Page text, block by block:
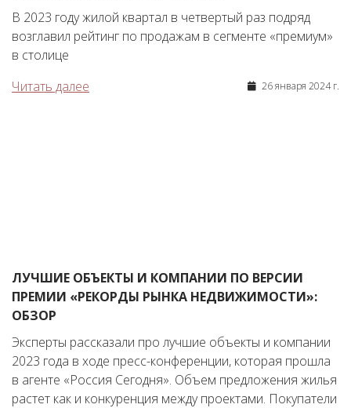
В 2023 году жилой квартал в четвертый раз подряд
возглавил рейтинг по продажам в сегменте «премиум»
в столице
Читать далее
26 января 2024 г.
ЛУЧШИЕ ОБЪЕКТЫ И КОМПАНИИ ПО ВЕРСИИ
ПРЕМИИ «РЕКОРДЫ РЫНКА НЕДВИЖИМОСТИ»:
ОБЗОР
Эксперты рассказали про лучшие объекты и компании
2023 года в ходе пресс-конференции, которая прошла
в агенте «Россия Сегодня». Объем предложения жилья
растет как и конкуренция между проектами. Покупатели